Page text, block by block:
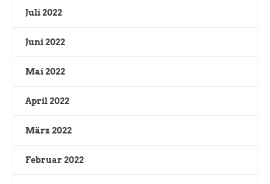
Juli 2022
Juni 2022
Mai 2022
April 2022
März 2022
Februar 2022